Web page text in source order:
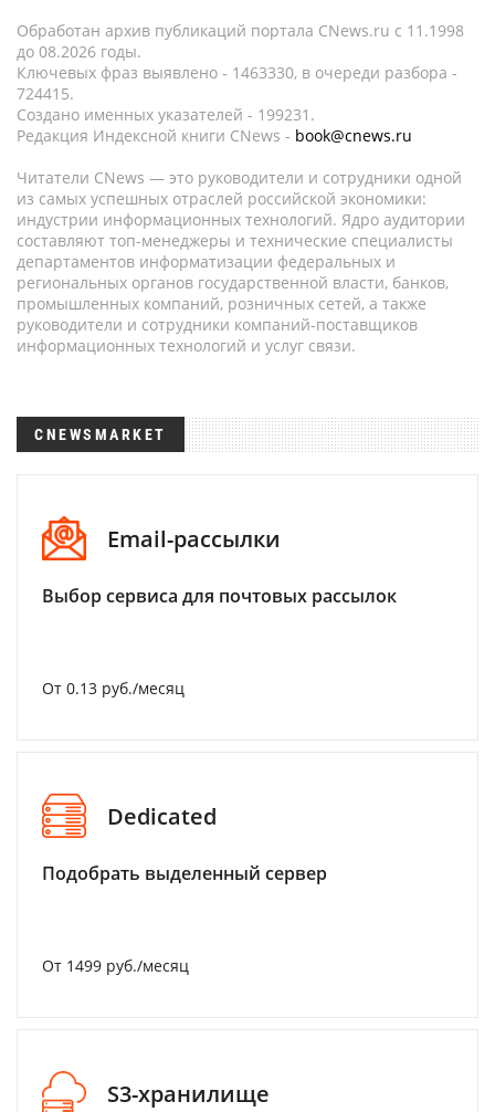
Обработан архив публикаций портала CNews.ru c 11.1998
до 08.2026 годы.
Ключевых фраз выявлено - 1463330, в очереди разбора -
724415.
Создано именных указателей - 199231.
Редакция Индексной книги CNews - book@cnews.ru
Читатели CNews — это руководители и сотрудники одной
из самых успешных отраслей российской экономики:
индустрии информационных технологий. Ядро аудитории
составляют топ-менеджеры и технические специалисты
департаментов информатизации федеральных и
региональных органов государственной власти, банков,
промышленных компаний, розничных сетей, а также
руководители и сотрудники компаний-поставщиков
информационных технологий и услуг связи.
CNEWSMARKET
Email-рассылки
Выбор сервиса для почтовых рассылок
От 0.13 руб./месяц
Dedicated
Подобрать выделенный сервер
От 1499 руб./месяц
S3-хранилище